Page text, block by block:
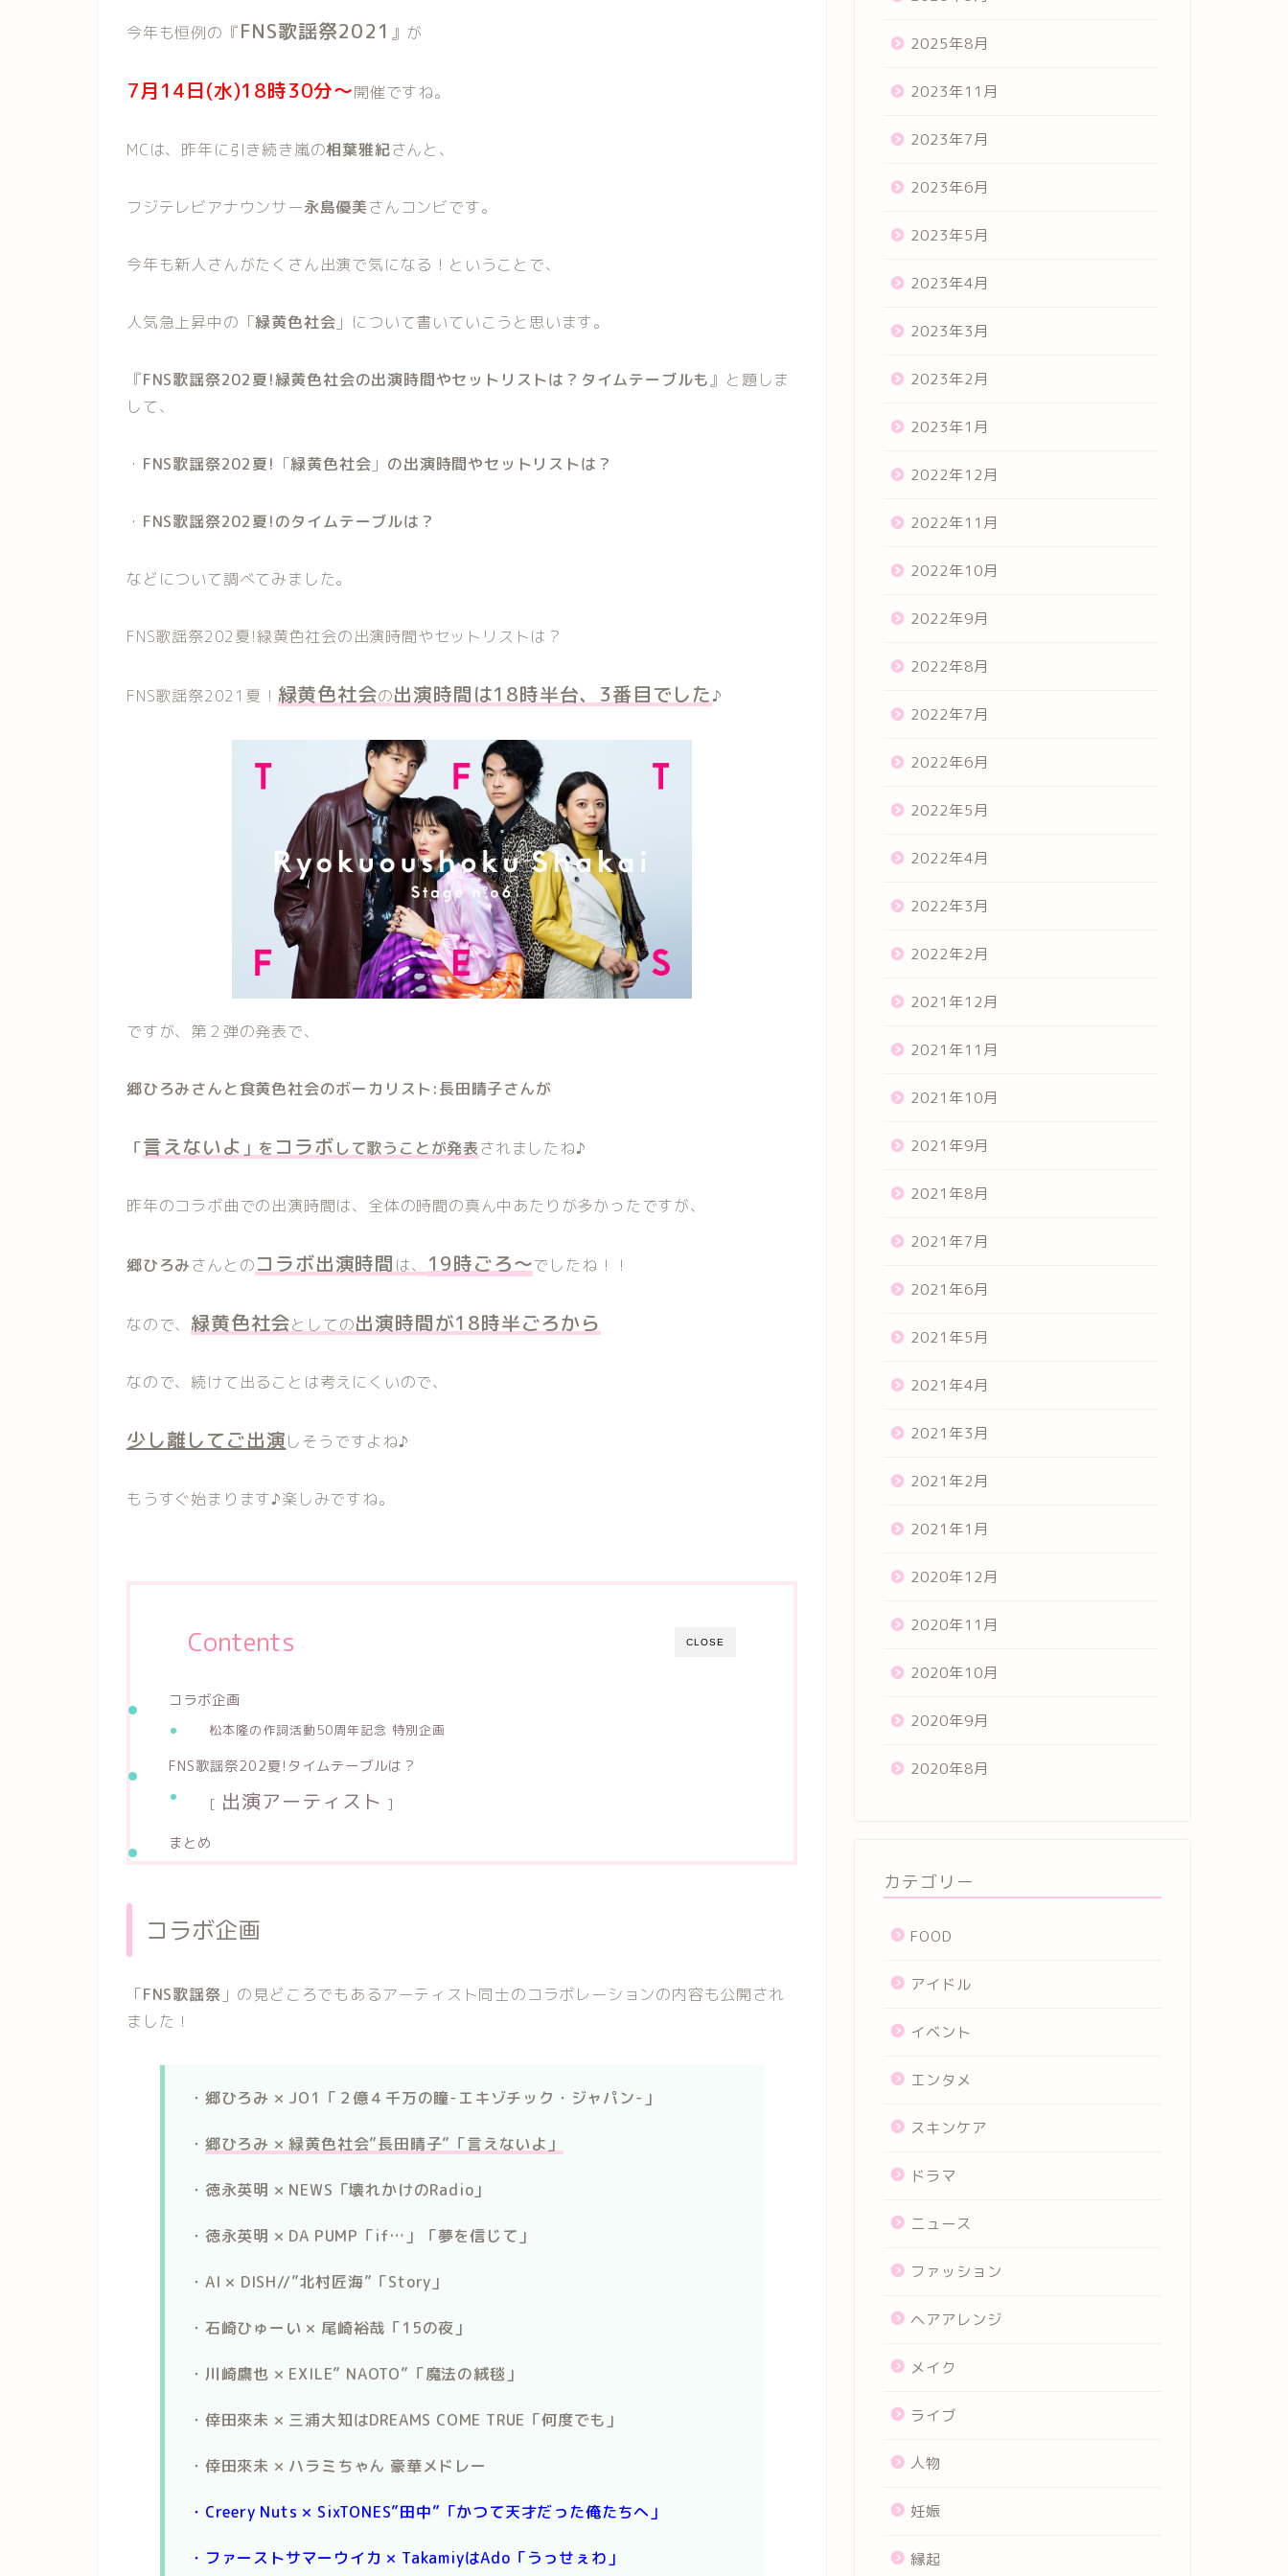
今年も恒例の『FNS歌謡祭2021 』が
7月14日(水)18時30分〜開催ですね。
MCは、昨年に引き続き嵐の相葉雅紀さんと、
フジテレビアナウンサー永島優美さんコンビです。
今年も新人さんがたくさん出演で気になる！ということで、
人気急上昇中の「緑黄色社会 」について書いていこうと思います。
『FNS歌謡祭202夏!緑黄色社会の出演時間やセットリストは？タイムテーブルも』と題しま
して、
・ FNS歌謡祭202夏! 「緑黄色社会 」 の出演時間やセットリストは？
・ FNS歌謡祭202夏!のタイムテーブルは？
などについて調べてみました。
FNS歌謡祭202夏!緑黄色社会の出演時間やセットリストは？
FNS歌謡祭2021夏！ 緑黄色社会の出演時間は18時半台、3番目でした♪
ですが、第２弾の発表で、
郷ひろみさんと食黄色社会のボーカリスト:長田晴子さんが
「言えないよ 」を コラボして歌うことが発表されましたね♪
昨年のコラボ曲での出演時間は、全体の時間の真ん中あたりが多かったですが、
郷ひろみさんとのコラボ出演時間 は、 19時ごろ〜でしたね！！
なので、緑黄色社会としての出演時間が18時半ごろから
なので、続けて出ることは考えにくいので、
少し離してご出演しそうですよね♪
もうすぐ始まります♪楽しみですね。
CLOSE
Contents
コラボ企画
松本隆の作詞活動50周年記念 特別企画
FNS歌謡祭202夏!タイムテーブルは？
[ 出演アーティスト ]
まとめ
コラボ企画
「FNS歌謡祭 」の見どころでもあるアーティスト同士のコラボレーションの内容も公開され
ました！
・郷ひろみ × JO1「２億４千万の瞳-エキゾチック・ジャパン-」
・ 郷ひろみ × 緑黄色社会”長田晴子”「言えないよ」
・徳永英明 × NEWS「壊れかけのRadio」
・徳永英明 × DA PUMP「if…」「夢を信じて」
・AI × DISH//”北村匠海”「Story」
・石崎ひゅーい × 尾崎裕哉「15の夜」
・川崎鷹也 × EXILE” NAOTO”「魔法の絨毯」
・倖田來未 × 三浦大知はDREAMS COME TRUE「何度でも」
・倖田來未 × ハラミちゃん 豪華メドレー
・Creery Nuts × SixTONES”田中”「かつて天才だった俺たちへ」
・ファーストサマーウイカ × TakamiyはAdo「うっせぇわ」
2025年8月
2023年11月
2023年7月
2023年6月
2023年5月
2023年4月
2023年3月
2023年2月
2023年1月
2022年12月
2022年11月
2022年10月
2022年9月
2022年8月
2022年7月
2022年6月
2022年5月
2022年4月
2022年3月
2022年2月
2021年12月
2021年11月
2021年10月
2021年9月
2021年8月
2021年7月
2021年6月
2021年5月
2021年4月
2021年3月
2021年2月
2021年1月
2020年12月
2020年11月
2020年10月
2020年9月
2020年8月
カテゴリー
FOOD
アイドル
イベント
エンタメ
スキンケア
ドラマ
ニュース
ファッション
ヘアアレンジ
メイク
ライブ
人物
妊娠
縁起